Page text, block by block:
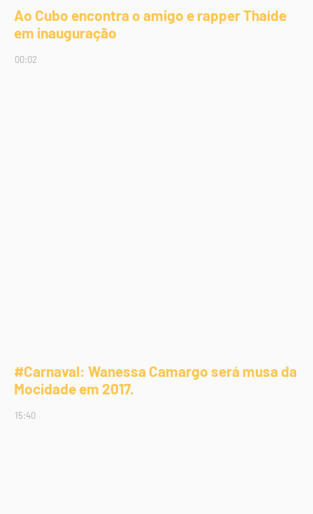
Ao Cubo encontra o amigo e rapper Thaíde
em inauguração
00:02
#Carnaval: Wanessa Camargo será musa da
Mocidade em 2017.
15:40